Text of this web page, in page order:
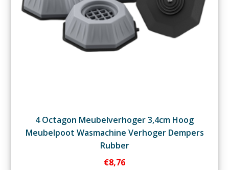
4 Octagon Meubelverhoger 3,4cm Hoog
Meubelpoot Wasmachine Verhoger Dempers
Rubber
€8,76